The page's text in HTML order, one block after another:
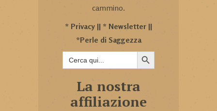
cammino.
* Privacy || * Newsletter ||
*Perle di Saggezza
Search
for:
SEARCH BUTTON
La nostra
affiliazione